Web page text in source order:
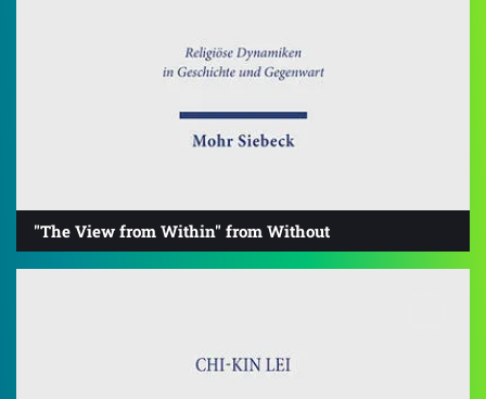
"The View from Within" from Without